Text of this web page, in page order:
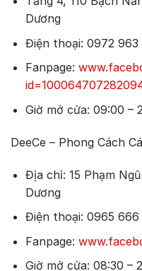
Dương
Điện thoại: 0972 963
Fanpage:
Giờ mở cửa: 09:00 –
DeeCe – Phong Cách
Địa chỉ: 15 Phạm
Dương
Điện thoại: 0965 666
Fanpage:
Giờ mở cửa: 08:30 –